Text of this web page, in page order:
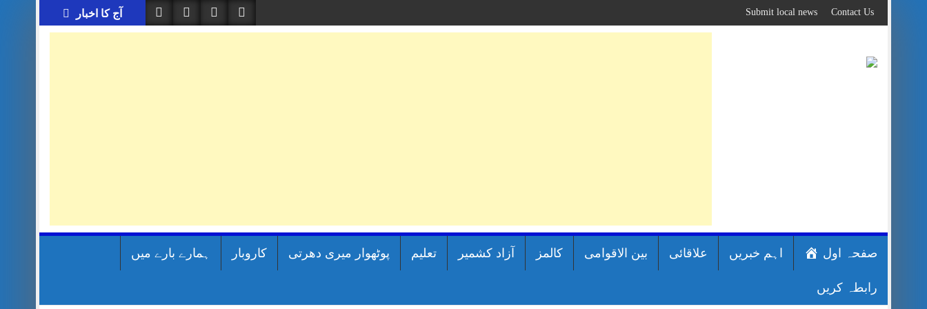
to
content
آج کا اخبار Contact Us
Submit local news
صفحہ اول اہم خبریں علاقائی بین الاقوامی کالمز آزاد کشمیر تعلیم پوٹھوار میری دھرتی کاروبار ہمارے بارے میں
رابطہ کریں